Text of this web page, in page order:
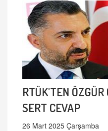
RTÜK'TEN
SERT CEVAP
26 Mart 2025 Çarşamba